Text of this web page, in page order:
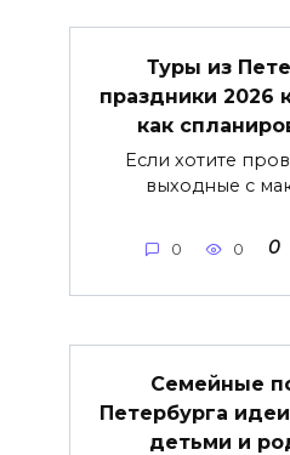
Туры из
праздники 2026
как
Если хотите
выходные с
0 0 0
Семейные
Петербурга
детьми и